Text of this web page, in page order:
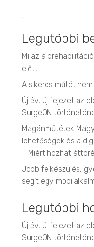
Legutóbbi
Mi az a
előtt
A sikeres műtét
Új év, új fejezet az
SurgeON
Magánműtétek
lehetőségek és a
– Miért hozhat
Jobb felkészülés,
segít egy
Legutóbbi
Új év, új fejezet az
SurgeON